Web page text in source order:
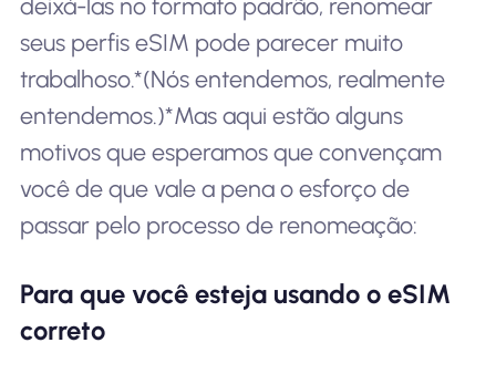
deixá-las no formato padrão, renomear
seus perfis eSIM pode parecer muito
trabalhoso.*(Nós entendemos, realmente
entendemos.)*Mas aqui estão alguns
motivos que esperamos que convençam
você de que vale a pena o esforço de
passar pelo processo de renomeação:
Para que você esteja usando o eSIM
correto